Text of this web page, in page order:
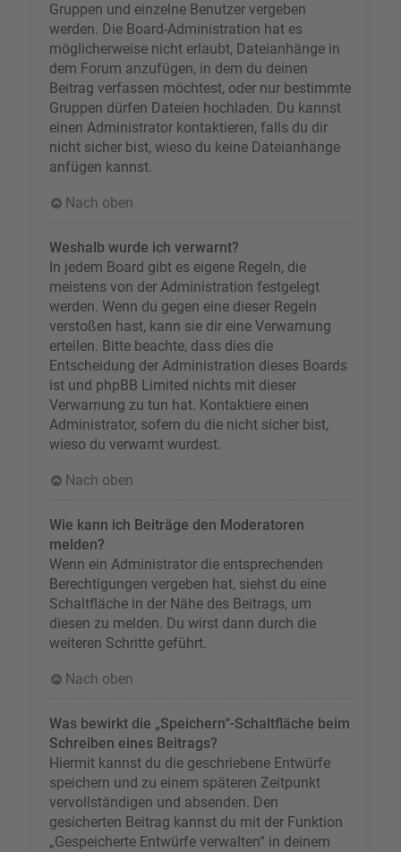
Gruppen und einzelne Benutzer vergeben
werden. Die Board-Administration hat es
möglicherweise nicht erlaubt, Dateianhänge in
dem Forum anzufügen, in dem du deinen
Beitrag verfassen möchtest, oder nur bestimmte
Gruppen dürfen Dateien hochladen. Du kannst
einen Administrator kontaktieren, falls du dir
nicht sicher bist, wieso du keine Dateianhänge
anfügen kannst.
Nach oben
Weshalb wurde ich verwarnt?
In jedem Board gibt es eigene Regeln, die
meistens von der Administration festgelegt
werden. Wenn du gegen eine dieser Regeln
verstoßen hast, kann sie dir eine Verwarnung
erteilen. Bitte beachte, dass dies die
Entscheidung der Administration dieses Boards
ist und phpBB Limited nichts mit dieser
Verwarnung zu tun hat. Kontaktiere einen
Administrator, sofern du die nicht sicher bist,
wieso du verwarnt wurdest.
Nach oben
Wie kann ich Beiträge den Moderatoren
melden?
Wenn ein Administrator die entsprechenden
Berechtigungen vergeben hat, siehst du eine
Schaltfläche in der Nähe des Beitrags, um
diesen zu melden. Du wirst dann durch die
weiteren Schritte geführt.
Nach oben
Was bewirkt die „Speichern“-Schaltfläche beim
Schreiben eines Beitrags?
Hiermit kannst du die geschriebene Entwürfe
speichern und zu einem späteren Zeitpunkt
vervollständigen und absenden. Den
gesicherten Beitrag kannst du mit der Funktion
„Gespeicherte Entwürfe verwalten“ in deinem